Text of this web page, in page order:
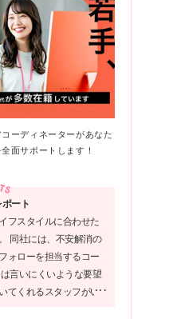
ーディネーターがあなた
面サポートします！
ート
フスタイルに合わせた
同社には、不安解消の
ォローを担当するコー
言いにくいような要望
てくれるスタッフがい